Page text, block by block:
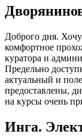
Доброго дня.
комфортное
куратора и
Предельно
актуальный и
предоставлены,
на курсы очень
Инга.